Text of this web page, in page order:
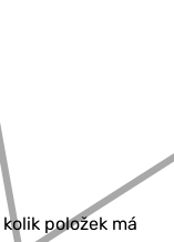
položek má